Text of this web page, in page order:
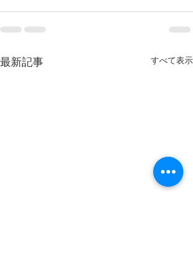
最新記事 すべて表示